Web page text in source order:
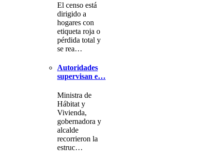
El censo está
dirigido a
hogares con
etiqueta roja o
pérdida total y
se rea…
Autoridades
supervisan e…
Ministra de
Hábitat y
Vivienda,
gobernadora y
alcalde
recorrieron la
estruc…